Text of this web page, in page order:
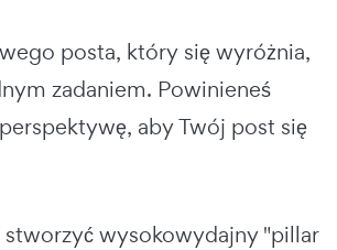
posta, który się wyróżnia,
zadaniem. Powinieneś
aby Twój post się
wysokowydajny "pillar